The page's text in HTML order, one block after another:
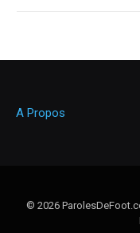
A Propos
© 2026